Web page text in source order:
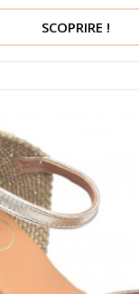
SCOPRIRE !